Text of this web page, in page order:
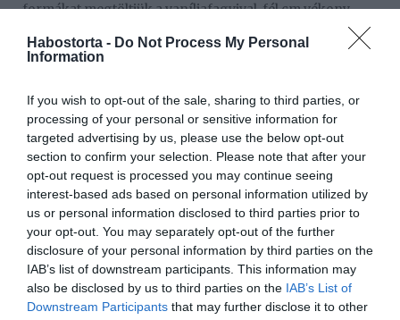
Habostorta - Do Not Process My Personal
Information
If you wish to opt-out of the sale, sharing to third parties, or
processing of your personal or sensitive information for
targeted advertising by us, please use the below opt-out
section to confirm your selection. Please note that after your
opt-out request is processed you may continue seeing
interest-based ads based on personal information utilized by
us or personal information disclosed to third parties prior to
your opt-out. You may separately opt-out of the further
disclosure of your personal information by third parties on the
IAB’s list of downstream participants. This information may
also be disclosed by us to third parties on the IAB’s List of
Downstream Participants that may further disclose it to other
formákat megtöltjük a vaníliafagyival, fél cm vékony
A kihűlt piskótából 12 darab kb. 7 cm átmérőjű kört
visszatesszük a mélyhűtőbe legalább egy órára.
Tálaláskor kivesszük a formából, eltávolítjuk a fóliát,
megszórjuk a kókuszreszelékkel.
Munka: kb. 1 óra
Fogyasztható: kb. 3 óra múlva
Megosztás: Facebook Twitter Pinterest
Címkék: recept,fagyi,kávé,kókuszreszelék